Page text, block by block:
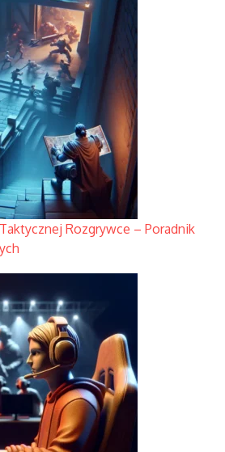
Rozgrywce – Poradnik